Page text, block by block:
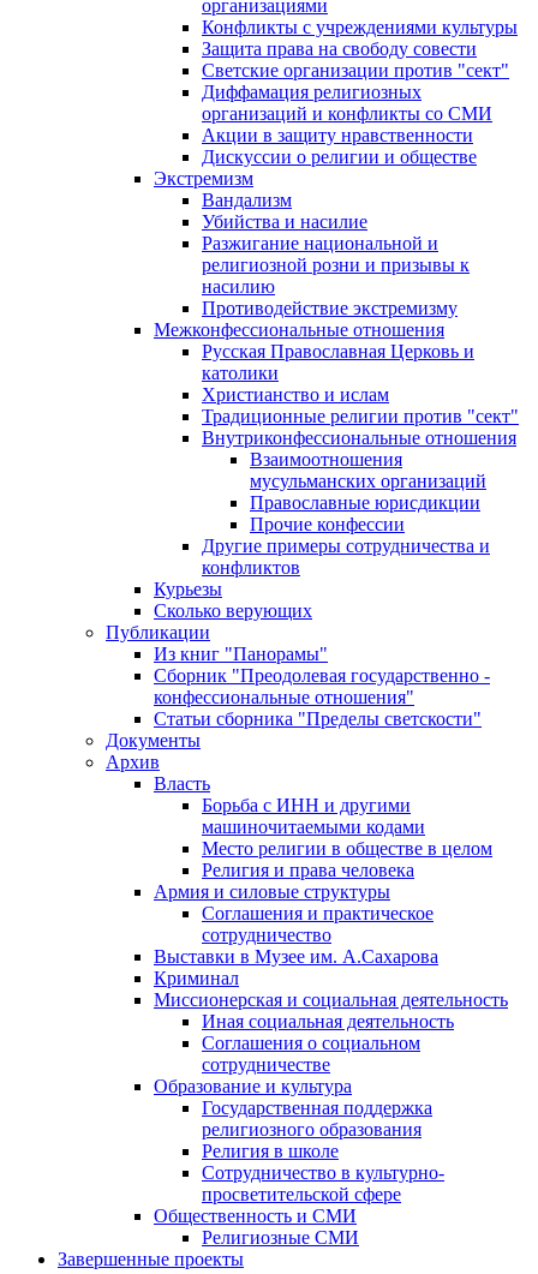
организациями
Конфликты с учреждениями культуры
Защита права на свободу совести
Светские организации против "сект"
Диффамация религиозных
организаций и конфликты со СМИ
Акции в защиту нравственности
Дискуссии о религии и обществе
Экстремизм
Вандализм
Убийства и насилие
Разжигание национальной и
религиозной розни и призывы к
насилию
Противодействие экстремизму
Межконфессиональные отношения
Русская Православная Церковь и
католики
Христианство и ислам
Традиционные религии против "сект"
Внутриконфессиональные отношения
Взаимоотношения
мусульманских организаций
Православные юрисдикции
Прочие конфессии
Другие примеры сотрудничества и
конфликтов
Курьезы
Сколько верующих
Публикации
Из книг "Панорамы"
Сборник "Преодолевая государственно -
конфессиональные отношения"
Статьи сборника "Пределы светскости"
Документы
Архив
Власть
Борьба с ИНН и другими
машиночитаемыми кодами
Место религии в обществе в целом
Религия и права человека
Армия и силовые структуры
Соглашения и практическое
сотрудничество
Выставки в Музее им. А.Сахарова
Криминал
Миссионерская и социальная деятельность
Иная социальная деятельность
Соглашения о социальном
сотрудничестве
Образование и культура
Государственная поддержка
религиозного образования
Религия в школе
Сотрудничество в культурно-
просветительской сфере
Общественность и СМИ
Религиозные СМИ
Завершенные проекты